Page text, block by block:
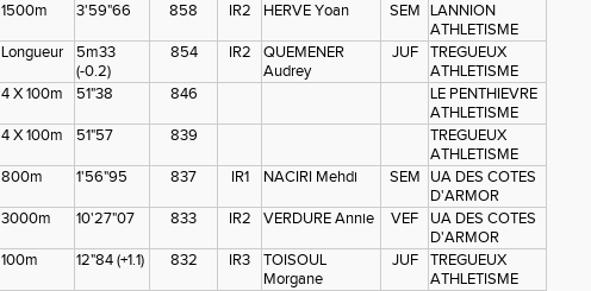
1500m
3'59"66 858 IR2 HERVE Yoan SEM LANNION
ATHLETISME
Longueur
5m33
(-0.2)
854 IR2
QUEMENER
Audrey
JUF
TREGUEUX
ATHLETISME
4 X 100m
51"38 846
LE PENTHIEVRE
ATHLETISME
4 X 100m
51"57 839
TREGUEUX
ATHLETISME
800m
1'56"95 837 IR1 NACIRI Mehdi SEM
UA DES COTES
D'ARMOR
3000m
10'27"07 833 IR2 VERDURE Annie VEF
UA DES COTES
D'ARMOR
100m
12"84 (+1.1) 832 IR3
TOISOUL
Morgane
JUF
TREGUEUX
ATHLETISME